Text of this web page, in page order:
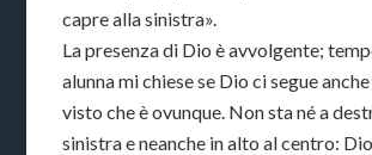
capre alla sinistra».
La presenza di Dio è avvolgente;
alunna mi chiese se Dio ci segue
visto che è ovunque. Non sta né a
sinistra e neanche in alto al centro: